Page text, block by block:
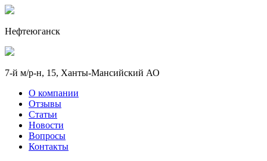
Нефтеюганск
7-й м/р-н, 15, Ханты-Мансийский АО
О компании
Отзывы
Статьи
Новости
Вопросы
Контакты